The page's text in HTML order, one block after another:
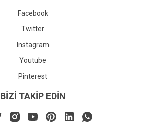
Facebook
Twitter
Instagram
Youtube
Pinterest
BİZİ TAKİP EDİN